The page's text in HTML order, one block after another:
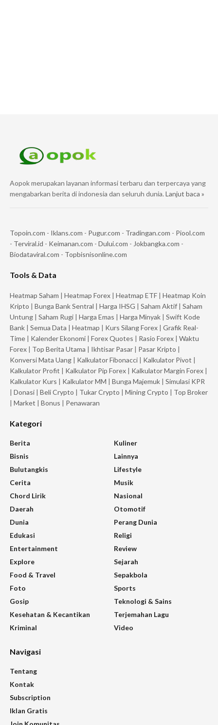
Aopok merupakan layanan informasi terbaru dan terpercaya yang
mengabarkan berita di indonesia dan seluruh dunia. Lanjut baca »
Topoin.com - Iklans.com - Pugur.com - Tradingan.com - Piool.com
- Terviral.id - Keimanan.com - Dului.com - Jokbangka.com -
Biodataviral.com - Topbisnisonline.com
Tools & Data
Heatmap Saham | Heatmap Forex | Heatmap ETF | Heatmap Koin
Kripto | Bunga Bank Sentral | Harga IHSG | Saham Aktif | Saham
Untung | Saham Rugi | Harga Emas | Harga Minyak | Swift Kode
Bank | Semua Data | Heatmap | Kurs Silang Forex | Grafik Real-
Time | Kalender Ekonomi | Forex Quotes | Rasio Forex | Waktu
Forex | Top Berita Utama | Ikhtisar Pasar | Pasar Kripto |
Konversi Mata Uang | Kalkulator Fibonacci | Kalkulator Pivot |
Kalkulator Profit | Kalkulator Pip Forex | Kalkulator Margin Forex |
Kalkulator Kurs | Kalkulator MM | Bunga Majemuk | Simulasi KPR
| Donasi | Beli Crypto | Tukar Crypto | Mining Crypto | Top Broker
| Market | Bonus | Penawaran
Kategori
Berita
Bisnis
Bulutangkis
Cerita
Chord Lirik
Daerah
Dunia
Edukasi
Entertainment
Explore
Food & Travel
Foto
Gosip
Kesehatan & Kecantikan
Kriminal
Kuliner
Lainnya
Lifestyle
Musik
Nasional
Otomotif
Perang Dunia
Religi
Review
Sejarah
Sepakbola
Sports
Teknologi & Sains
Terjemahan Lagu
Video
Navigasi
Tentang
Kontak
Subscription
Iklan Gratis